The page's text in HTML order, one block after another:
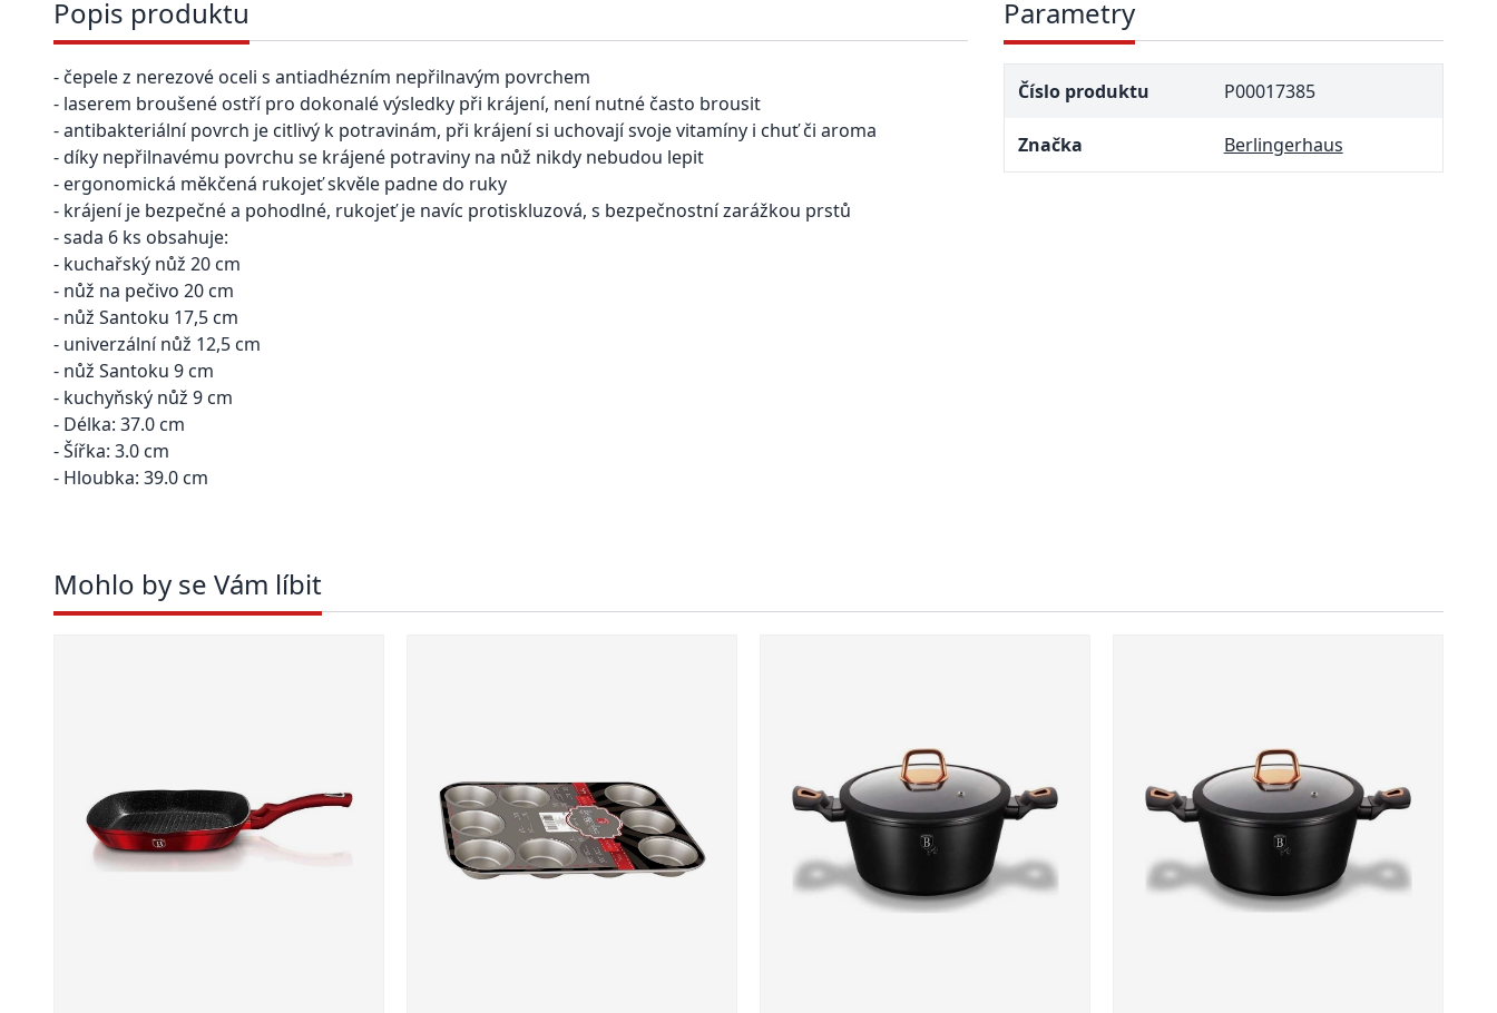
Popis produktu
- čepele z nerezové oceli s antiadhézním nepřilnavým povrchem
- laserem broušené ostří pro dokonalé výsledky při krájení, není nutné často brousit
- antibakteriální povrch je citlivý k potravinám, při krájení si uchovají svoje vitamíny i chuť či aroma
- díky nepřilnavému povrchu se krájené potraviny na nůž nikdy nebudou lepit
- ergonomická měkčená rukojeť skvěle padne do ruky
- krájení je bezpečné a pohodlné, rukojeť je navíc protiskluzová, s bezpečnostní zarážkou prstů
- sada 6 ks obsahuje:
- kuchařský nůž 20 cm
- nůž na pečivo 20 cm
- nůž Santoku 17,5 cm
- univerzální nůž 12,5 cm
- nůž Santoku 9 cm
- kuchyňský nůž 9 cm
- Délka: 37.0 cm
- Šířka: 3.0 cm
- Hloubka: 39.0 cm
Parametry
Číslo produktu P00017385
Značka Berlingerhaus
Mohlo by se Vám líbit